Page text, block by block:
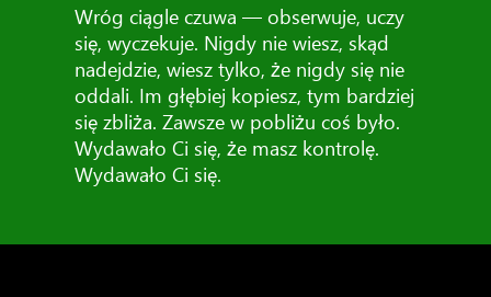
Wróg ciągle czuwa — obserwuje, uczy
się, wyczekuje. Nigdy nie wiesz, skąd
nadejdzie, wiesz tylko, że nigdy się nie
oddali. Im głębiej kopiesz, tym bardziej
się zbliża. Zawsze w pobliżu coś było.
Wydawało Ci się, że masz kontrolę.
Wydawało Ci się.